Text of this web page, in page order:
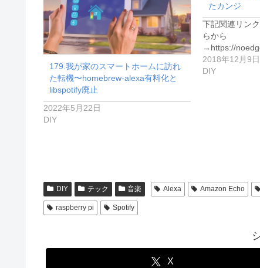
179.我が家のスマートホームに訪れ
た転機〜homebrew-alexa有料化と
libspotify廃止
2022年5月22日
DIY
たカンジ
下記関連リン
らから
→https://
2018年12月9日
DIY
DIY テック 音楽 Alexa Amazon Echo
raspberry pi Spotify
X